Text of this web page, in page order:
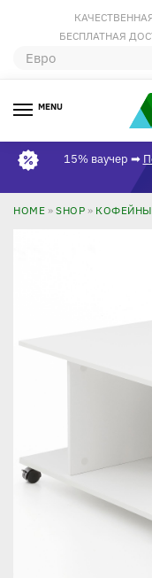
БЕСПЛАТНАЯ
MENU
15% ваучер ➡
HOME » SHOP »